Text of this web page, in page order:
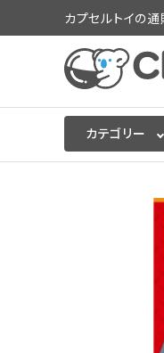
カプセルトイの通
カテゴリー
入荷スケジ
カプセルトイマ